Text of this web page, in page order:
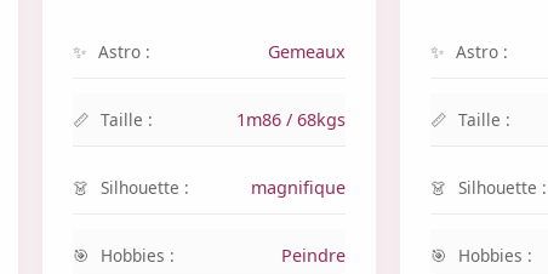
Astro : Gemeaux
Taille : 1m86 / 68kgs
Silhouette : magnifique
Hobbies : Peindre
Astro :
Taille :
Silhouette :
Hobbies :